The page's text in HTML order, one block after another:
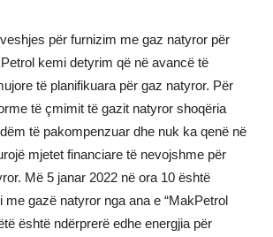
për furnizim me gaz natyror për
kemi detyrim që në avancë të
të planifikuara për gaz natyror. Për
të çmimit të gazit natyror shoqëria
të pakompenzuar dhe nuk ka qenë në
mjetet financiare të nevojshme për
Më 5 janar 2022 në ora 10 është
me gazë natyror nga ana e “MakPetrol
është ndërprerë edhe energjia për